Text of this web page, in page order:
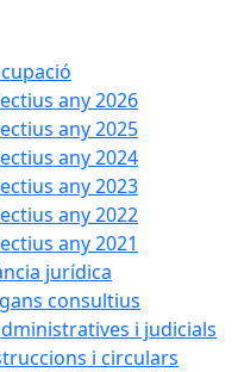
any 2026
any 2025
any 2024
any 2023
any 2022
any 2021
jurídica
consultius
i judicials
i circulars